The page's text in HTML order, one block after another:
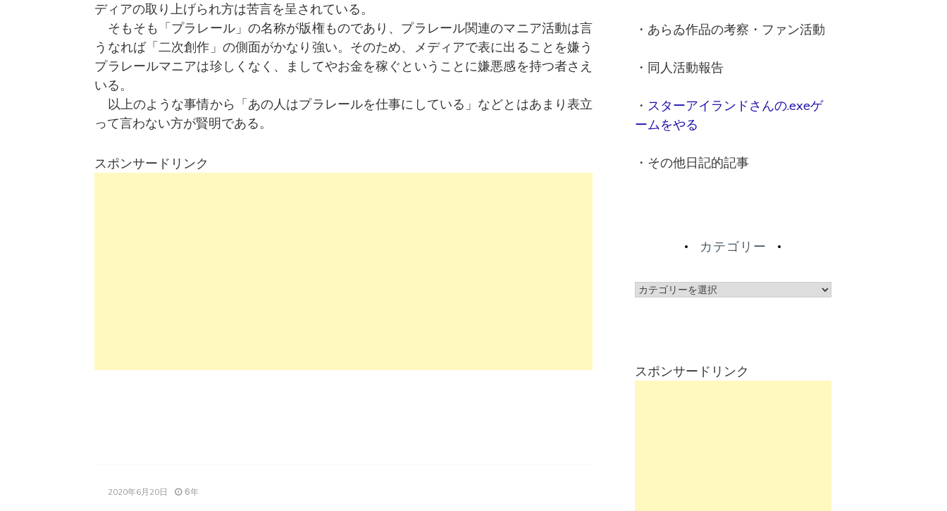
ディアの取り上げられ方は苦言を呈されている。
そもそも「プラレール」の名称が版権ものであり、プラレール関連のマニア活動は言
うなれば「二次創作」の側面がかなり強い。そのため、メディアで表に出ることを嫌う
プラレールマニアは珍しくなく、ましてやお金を稼ぐということに嫌悪感を持つ者さえ
いる。
以上のような事情から「あの人はプラレールを仕事にしている」などとはあまり表立
って言わない方が賢明である。
スポンサードリンク
2020年6月20日 6年
・あらゐ作品の考察・ファン活動
・同人活動報告
・ スターアイランドさんの.exeゲ
ームをやる
・その他日記的記事
カテゴリー
カ
ー
スポンサードリンク